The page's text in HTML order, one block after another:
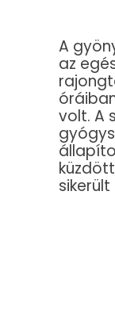
A
az
volt. A